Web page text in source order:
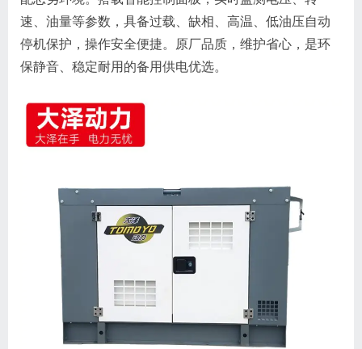
速、油量等参数，具备过载、缺相、高温、低油压自动
停机保护，操作安全便捷。原厂品质，维护省心，是环
保静音、稳定耐用的备用供电优选。